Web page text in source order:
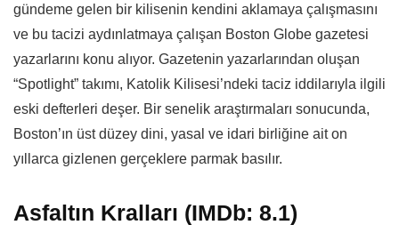
gündeme gelen bir kilisenin kendini aklamaya çalışmasını
ve bu tacizi aydınlatmaya çalışan Boston Globe gazetesi
yazarlarını konu alıyor. Gazetenin yazarlarından oluşan
“Spotlight” takımı, Katolik Kilisesi’ndeki taciz iddilarıyla ilgili
eski defterleri deşer. Bir senelik araştırmaları sonucunda,
Boston’ın üst düzey dini, yasal ve idari birliğine ait on
yıllarca gizlenen gerçeklere parmak basılır.
Asfaltın Kralları (IMDb: 8.1)